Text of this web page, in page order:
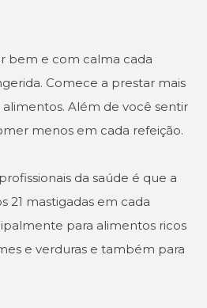
bem e com calma cada
Comece a prestar mais
Além de você sentir
menos em cada refeição.
da saúde é que a
21 mastigadas em cada
para alimentos ricos
e verduras e também para